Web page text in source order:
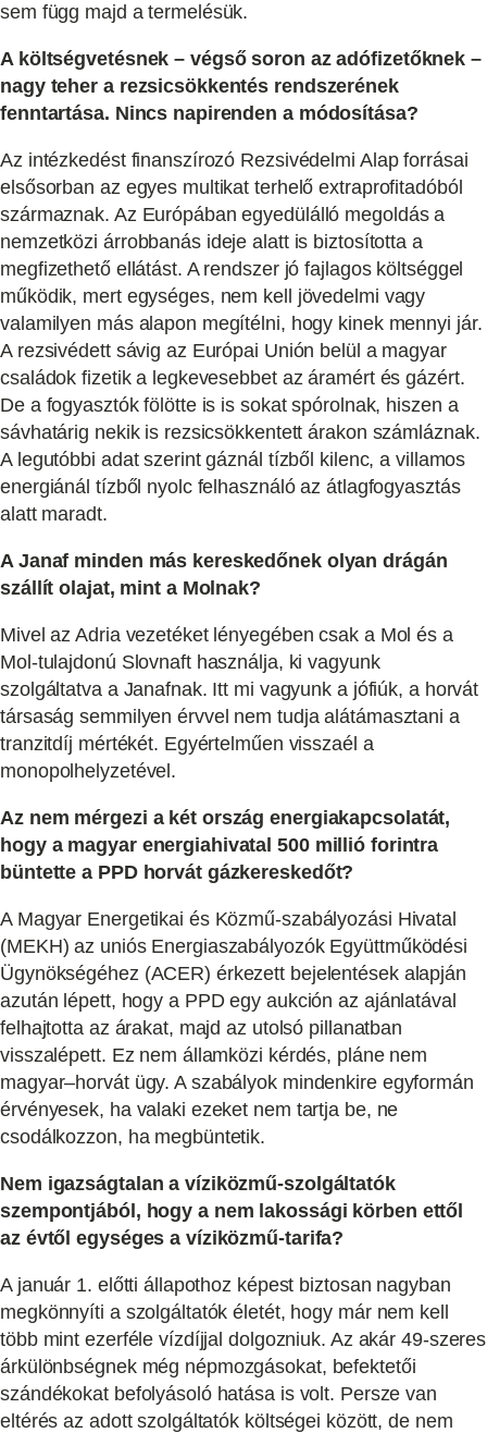
sem függ majd a termelésük.
A költségvetésnek – végső soron az adófizetőknek –
nagy teher a rezsicsökkentés rendszerének
fenntartása. Nincs napirenden a módosítása?
Az intézkedést finanszírozó Rezsivédelmi Alap forrásai
elsősorban az egyes multikat terhelő extraprofitadóból
származnak. Az Európában egyedülálló megoldás a
nemzetközi árrobbanás ideje alatt is biztosította a
megfizethető ellátást. A rendszer jó fajlagos költséggel
működik, mert egységes, nem kell jövedelmi vagy
valamilyen más alapon megítélni, hogy kinek mennyi jár.
A rezsivédett sávig az Európai Unión belül a magyar
családok fizetik a legkevesebbet az áramért és gázért.
De a fogyasztók fölötte is is sokat spórolnak, hiszen a
sávhatárig nekik is rezsicsökkentett árakon számláznak.
A legutóbbi adat szerint gáznál tízből kilenc, a villamos
energiánál tízből nyolc felhasználó az átlagfogyasztás
alatt maradt.
A Janaf minden más kereskedőnek olyan drágán
szállít olajat, mint a Molnak?
Mivel az Adria vezetéket lényegében csak a Mol és a
Mol-tulajdonú Slovnaft használja, ki vagyunk
szolgáltatva a Janafnak. Itt mi vagyunk a jófiúk, a horvát
társaság semmilyen érvvel nem tudja alátámasztani a
tranzitdíj mértékét. Egyértelműen visszaél a
monopolhelyzetével.
Az nem mérgezi a két ország energiakapcsolatát,
hogy a magyar energiahivatal 500 millió forintra
büntette a PPD horvát gázkereskedőt?
A Magyar Energetikai és Közmű-szabályozási Hivatal
(MEKH) az uniós Energiaszabályozók Együttműködési
Ügynökségéhez (ACER) érkezett bejelentések alapján
azután lépett, hogy a PPD egy aukción az ajánlatával
felhajtotta az árakat, majd az utolsó pillanatban
visszalépett. Ez nem államközi kérdés, pláne nem
magyar–horvát ügy. A szabályok mindenkire egyformán
érvényesek, ha valaki ezeket nem tartja be, ne
csodálkozzon, ha megbüntetik.
Nem igazságtalan a víziközmű-szolgáltatók
szempontjából, hogy a nem lakossági körben ettől
az évtől egységes a víziközmű-tarifa?
A január 1. előtti állapothoz képest biztosan nagyban
megkönnyíti a szolgáltatók életét, hogy már nem kell
több mint ezerféle vízdíjjal dolgozniuk. Az akár 49-szeres
árkülönbségnek még népmozgásokat, befektetői
szándékokat befolyásoló hatása is volt. Persze van
eltérés az adott szolgáltatók költségei között, de nem